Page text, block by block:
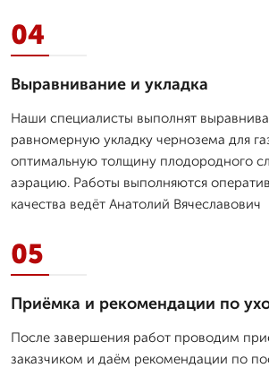
04
Выравнивание и укладка
Наши специалисты выполнят
равномерную укладку чернозема для
оптимальную толщину плодородного
аэрацию. Работы выполняются
качества ведёт Анатолий Вячеславович
05
Приёмка и рекомендации по
После завершения работ проводим
заказчиком и даём рекомендации по